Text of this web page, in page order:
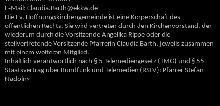
E‐Mail: Claudia.Barth@ekkw.de
Die Ev. Hoffnungskirchengemeinde ist eine Körperschaft des
öffentlichen Rechts. Sie wird vertreten durch den Kirchenvorstand, der
wiederum durch die Vorsitzende Angelika Rippe oder die
stellvertretende Vorsitzende Pfarrerin Claudia Barth, jeweils zusammen
mit einem weiteren Mitglied.
Inhaltlich verantwortlich nach § 5 Telemediengesetz (TMG) und § 55
Staatsvertrag über Rundfunk und Telemedien (RStV): Pfarrer Stefan
Nadolny